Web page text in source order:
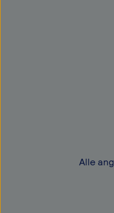
Alle